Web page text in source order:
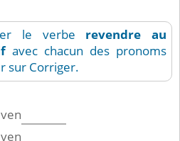
le verbe revendre
au
avec chacun des pronoms
sur Corriger.